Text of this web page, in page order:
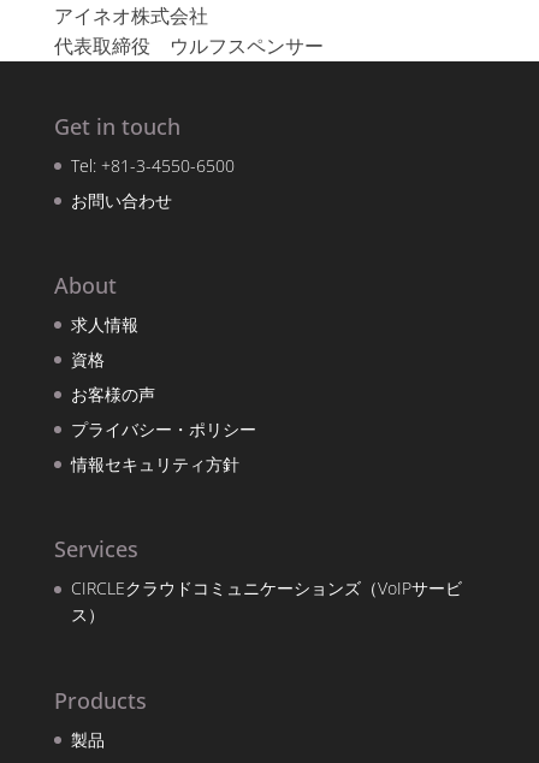
アイネオ株式会社
代表取締役 ウルフスペンサー
Get in touch
Tel: +81-3-4550-6500
お問い合わせ
About
求人情報
資格
お客様の声
プライバシー・ポリシー
情報セキュリティ方針
Services
CIRCLEクラウドコミュニケーションズ（VoIPサービ
ス）
Products
製品